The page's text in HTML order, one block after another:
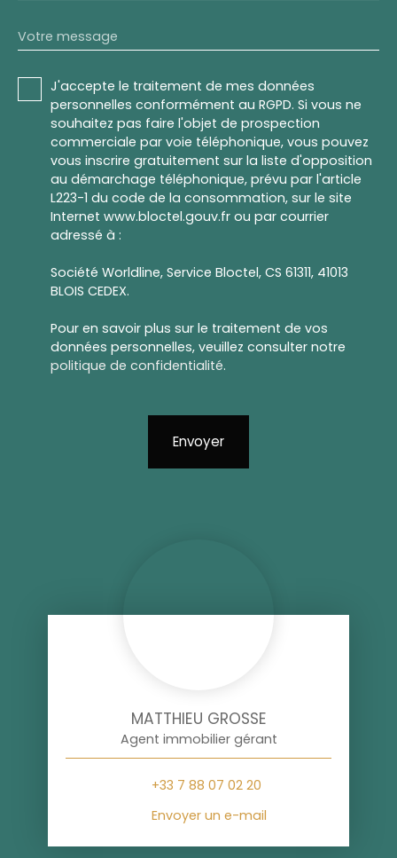
Votre message
J'accepte le traitement de mes données
personnelles conformément au RGPD. Si vous ne
souhaitez pas faire l'objet de prospection
commerciale par voie téléphonique, vous pouvez
vous inscrire gratuitement sur la liste d'opposition
au démarchage téléphonique, prévu par l'article
L223-1 du code de la consommation, sur le site
Internet www.bloctel.gouv.fr ou par courrier
adressé à :
Société Worldline, Service Bloctel, CS 61311, 41013
BLOIS CEDEX.
Pour en savoir plus sur le traitement de vos
données personnelles, veuillez consulter notre
politique de confidentialité.
Envoyer
MATTHIEU GROSSE
Agent immobilier gérant
+33 7 88 07 02 20
Envoyer un e-mail